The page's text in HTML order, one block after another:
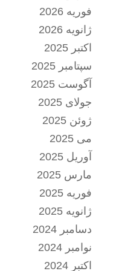
فوریه 2026
ژانویه 2026
اکتبر 2025
سپتامبر 2025
آگوست 2025
جولای 2025
ژوئن 2025
می 2025
آوریل 2025
مارس 2025
فوریه 2025
ژانویه 2025
دسامبر 2024
نوامبر 2024
اکتبر 2024